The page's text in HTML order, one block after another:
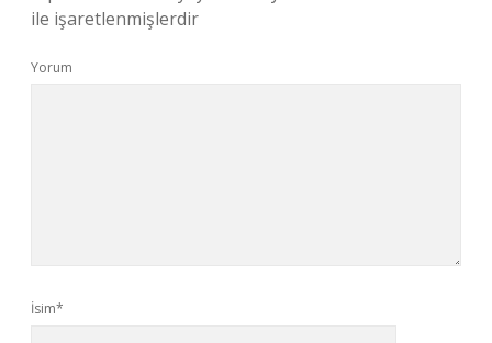
ile işaretlenmişlerdir
Yorum
İsim*